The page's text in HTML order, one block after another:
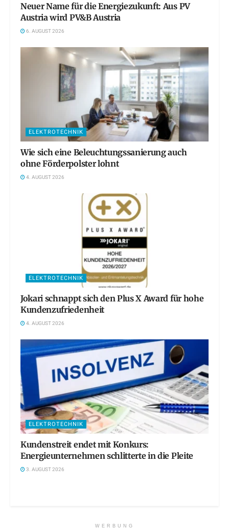
Neuer Name für die Energiezukunft: Aus PV
Austria wird PV&B Austria
6. AUGUST 2026
ELEKTROTECHNIK
Wie sich eine Beleuchtungssanierung auch
ohne Förderpolster lohnt
4. AUGUST 2026
ELEKTROTECHNIK
Jokari schnappt sich den Plus X Award für hohe
Kundenzufriedenheit
4. AUGUST 2026
ELEKTROTECHNIK
Kundenstreit endet mit Konkurs:
Energieunternehmen schlitterte in die Pleite
3. AUGUST 2026
WERBUNG